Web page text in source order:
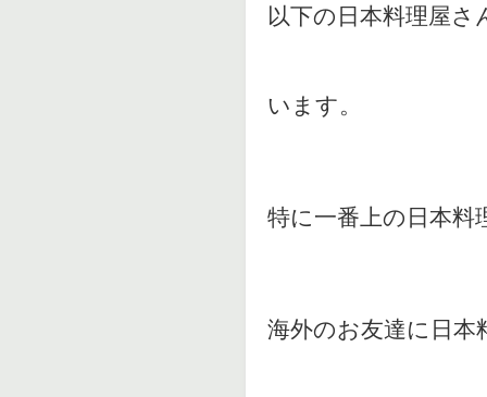
以下の日本料理屋
います。
特に一番上の日本料
海外のお友達に日